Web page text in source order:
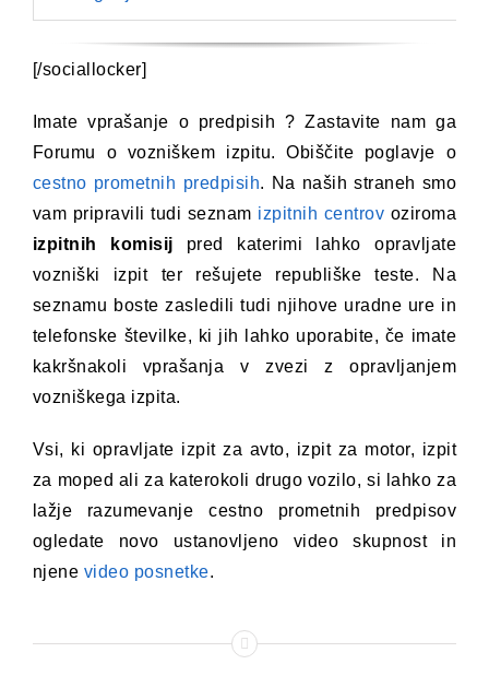
[/sociallocker]
Imate vprašanje o predpisih ? Zastavite nam ga
Forumu o vozniškem izpitu. Obiščite poglavje o
cestno prometnih predpisih. Na naših straneh smo
vam pripravili tudi seznam izpitnih centrov oziroma
izpitnih komisij pred katerimi lahko opravljate
vozniški izpit ter rešujete republiške teste. Na
seznamu boste zasledili tudi njihove uradne ure in
telefonske številke, ki jih lahko uporabite, če imate
kakršnakoli vprašanja v zvezi z opravljanjem
vozniškega izpita.
Vsi, ki opravljate izpit za avto, izpit za motor, izpit
za moped ali za katerokoli drugo vozilo, si lahko za
lažje razumevanje cestno prometnih predpisov
ogledate novo ustanovljeno video skupnost in
njene video posnetke.